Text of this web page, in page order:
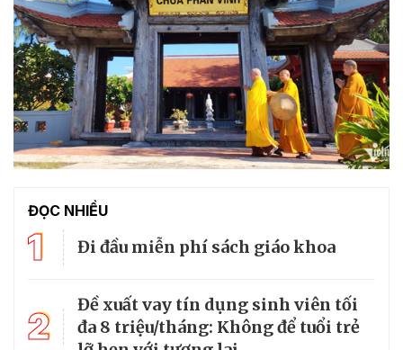
ĐỌC NHIỀU
1 Đi đầu miễn phí sách giáo khoa
2
Đề xuất vay tín dụng sinh viên tối
đa 8 triệu/tháng: Không để tuổi trẻ